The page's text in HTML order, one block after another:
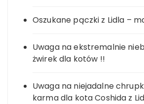
Oszukane pączki z Lidla –
Uwaga na ekstremalnie
żwirek dla kotów !!
Uwaga na niejadalne
karma dla kota Coshida z